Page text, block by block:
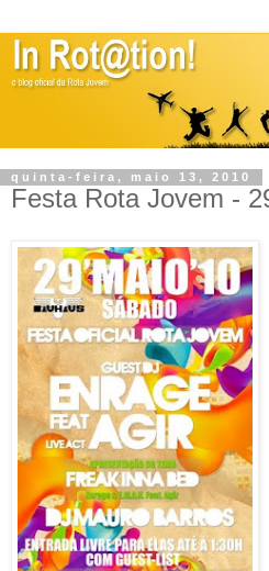
quinta-feira, maio 13, 2010
Festa Rota Jovem -